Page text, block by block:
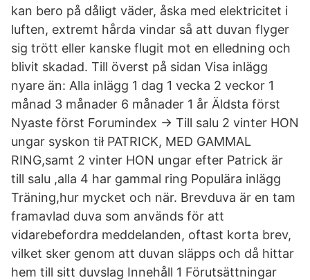
kan bero på dåligt väder, åska med elektricitet i
luften, extremt hårda vindar så att duvan flyger
sig trött eller kanske flugit mot en elledning och
blivit skadad. Till överst på sidan Visa inlägg
nyare än: Alla inlägg 1 dag 1 vecka 2 veckor 1
månad 3 månader 6 månader 1 år Äldsta först
Nyaste först Forumindex -> Till salu 2 vinter HON
ungar syskon tił PATRICK, MED GAMMAL
RING,samt 2 vinter HON ungar efter Patrick är
till salu ,alla 4 har gammal ring Populära inlägg
Träning,hur mycket och när. Brevduva är en tam
framavlad duva som används för att
vidarebefordra meddelanden, oftast korta brev,
vilket sker genom att duvan släpps och då hittar
hem till sitt duvslag Innehåll 1 Förutsättningar